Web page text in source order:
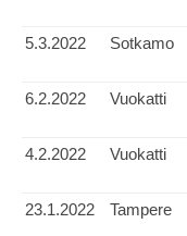
5.3.2022 Sotkamo
6.2.2022
Vuokatti
4.2.2022 Vuokatti
23.1.2022
Tampere